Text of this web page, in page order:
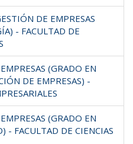
DE EMPRESAS
- FACULTAD DE
(GRADO EN
DE EMPRESAS) -
(GRADO EN
- FACULTAD DE CIENCIAS